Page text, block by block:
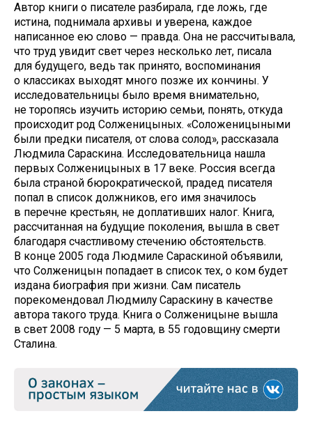
Автор книги о писателе разбирала, где ложь, где
истина, поднимала архивы и уверена, каждое
написанное ею слово — правда. Она не рассчитывала,
что труд увидит свет через несколько лет, писала
для будущего, ведь так принято, воспоминания
о классиках выходят много позже их кончины. У
исследовательницы было время внимательно,
не торопясь изучить историю семьи, понять, откуда
происходит род Солженицыных. «Соложеницыными
были предки писателя, от слова солод», рассказала
Людмила Сараскина. Исследовательница нашла
первых Солженицыных в 17 веке. Россия всегда
была страной бюрократической, прадед писателя
попал в список должников, его имя значилось
в перечне крестьян, не доплативших налог. Книга,
рассчитанная на будущие поколения, вышла в свет
благодаря счастливому стечению обстоятельств.
В конце 2005 года Людмиле Сараскиной объявили,
что Солженицын попадает в список тех, о ком будет
издана биография при жизни. Сам писатель
порекомендовал Людмилу Сараскину в качестве
автора такого труда. Книга о Солженицыне вышла
в свет 2008 году — 5 марта, в 55 годовщину смерти
Сталина.